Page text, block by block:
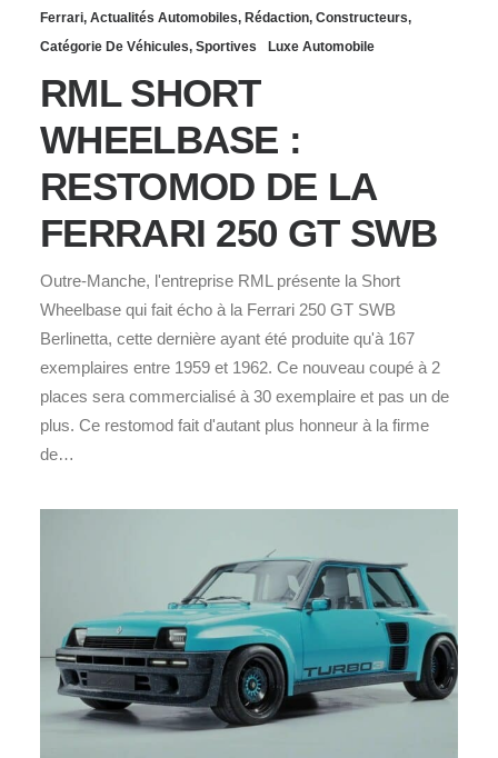
Ferrari, Actualités Automobiles, Rédaction, Constructeurs,
Catégorie De Véhicules, Sportives Luxe Automobile
RML SHORT
WHEELBASE :
RESTOMOD DE LA
FERRARI 250 GT SWB
Outre-Manche, l'entreprise RML présente la Short
Wheelbase qui fait écho à la Ferrari 250 GT SWB
Berlinetta, cette dernière ayant été produite qu'à 167
exemplaires entre 1959 et 1962. Ce nouveau coupé à 2
places sera commercialisé à 30 exemplaire et pas un de
plus. Ce restomod fait d'autant plus honneur à la firme
de…